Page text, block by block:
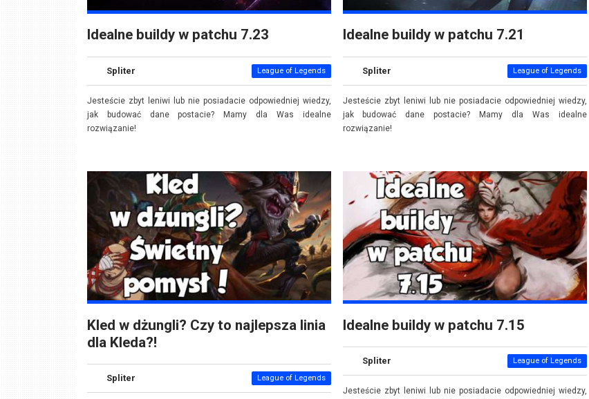
Idealne buildy w patchu 7.23
Spliter League of Legends
Jesteście zbyt leniwi lub nie posiadacie odpowiedniej wiedzy,
jak budować dane postacie? Mamy dla Was idealne
rozwiązanie!
Idealne buildy w patchu 7.21
Spliter League of Legends
Jesteście zbyt leniwi lub nie posiadacie odpowiedniej wiedzy,
jak budować dane postacie? Mamy dla Was idealne
rozwiązanie!
Kled w dżungli? Czy to najlepsza linia
dla Kleda?!
Spliter League of Legends
Idealne buildy w patchu 7.15
Spliter League of Legends
Jesteście zbyt leniwi lub nie posiadacie odpowiedniej wiedzy,